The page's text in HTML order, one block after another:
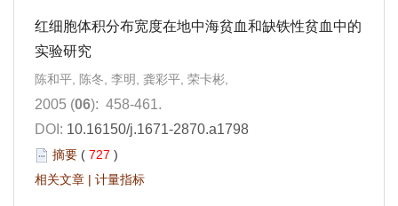
红细胞体积分布宽度在地中海贫血和缺铁性贫血中的
实验研究
陈和平, 陈冬, 李明, 龚彩平, 荣卡彬,
2005 (06): 458-461.
DOI: 10.16150/j.1671-2870.a1798
摘要 ( 727 )
相关文章 | 计量指标